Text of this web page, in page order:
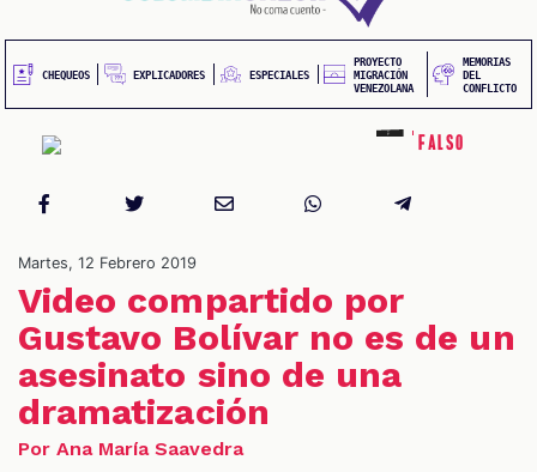
CHEQUEOS EXPLICADORES ESPECIALES
PROYECTO
MIGRACIÓN
VENEZOLANA
MEMORIAS
DEL
CONFLICTO
Falso
Martes, 12 Febrero 2019
Video compartido por
Gustavo Bolívar no es de un
asesinato sino de una
dramatización
Por Ana María Saavedra